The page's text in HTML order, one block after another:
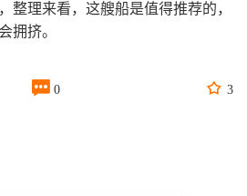
整理来看，这艘船是值得推荐的，
拥挤。
 0  3